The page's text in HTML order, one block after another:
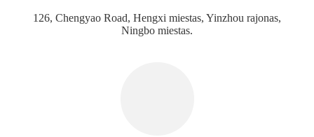
126, Chengyao Road, Hengxi miestas, Yinzhou rajonas,
Ningbo miestas.